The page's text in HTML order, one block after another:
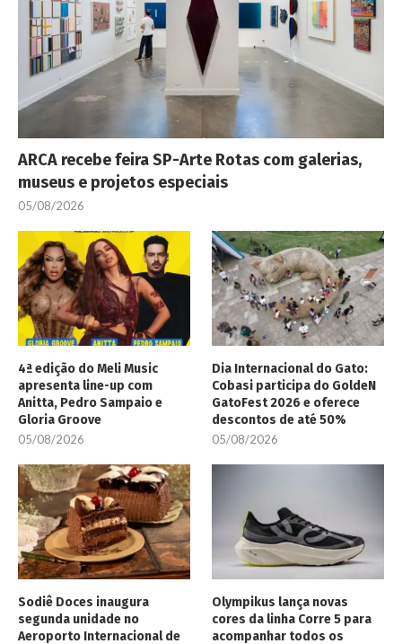
ARCA recebe feira SP-Arte Rotas com galerias,
museus e projetos especiais
05/08/2026
4ª edição do Meli Music
apresenta line-up com
Anitta, Pedro Sampaio e
Gloria Groove
05/08/2026
Dia Internacional do Gato:
Cobasi participa do GoldeN
GatoFest 2026 e oferece
descontos de até 50%
05/08/2026
Sodiê Doces inaugura
segunda unidade no
Aeroporto Internacional de
Olympikus lança novas
cores da linha Corre 5 para
acompanhar todos os